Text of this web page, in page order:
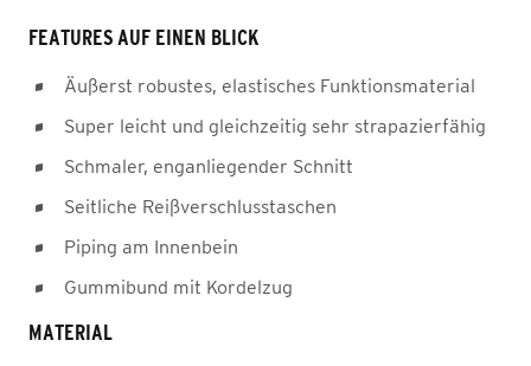
FEATURES AUF EINEN BLICK
Äußerst robustes, elastisches Funktionsmaterial
Super leicht und gleichzeitig sehr strapazierfähig
Schmaler, enganliegender Schnitt
Seitliche Reißverschlusstaschen
Piping am Innenbein
Gummibund mit Kordelzug
MATERIAL